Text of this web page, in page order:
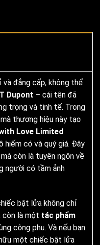
và đẳng cấp, không thể
Dupont – cái tên đã
trọng và tinh tế. Trong
thương hiệu này tạo
Love Limited
hiếm có và quý giá. Đây
còn là tuyên ngôn về
người có tầm ảnh
bật lửa không chỉ
còn là một tác phẩm
công phu. Và nếu bạn
một chiếc bật lửa